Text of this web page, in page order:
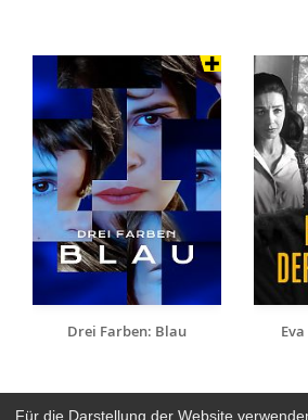
Drei Farben: Blau
Für die Darstellung der Website